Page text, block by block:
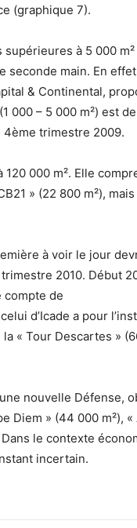
(graphique 7).
à 5 000
seconde main. En
& Continental,
000 – 5 000 m²) est
4ème trimestre 2009.
120 000 m². Elle
» (22 800 m²), mais
à voir le jour
2010. Début
compte de
d’Icade a pour
« Tour Descartes »
nouvelle Défense,
Diem » (44 000 m²), «
le contexte
incertain.